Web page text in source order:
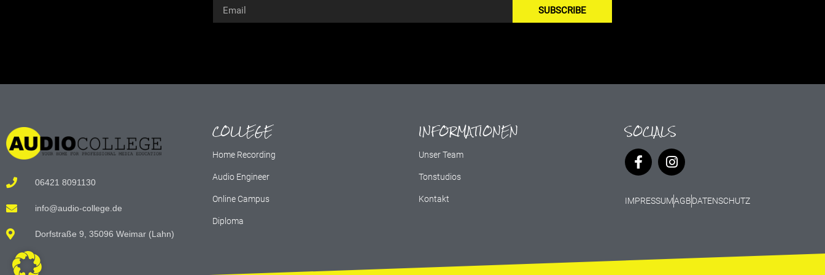
SUBSCRIBE
06421 8091130
info@audio-college.de
Dorfstraße 9, 35096 Weimar (Lahn)
COLLEGE
Home Recording
Audio Engineer
Online Campus
Diploma
INFORMATIONEN
Unser Team
Tonstudios
Kontakt
SOCIALS
IMPRESSUMAGBDATENSCHUTZ